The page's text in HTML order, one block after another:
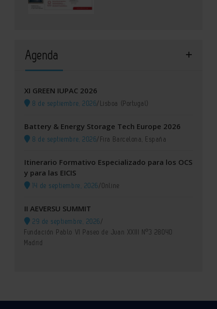
Agenda
XI GREEN IUPAC 2026
8 de septiembre, 2026/Lisboa (Portugal)
Battery & Energy Storage Tech Europe 2026
8 de septiembre, 2026/Fira Barcelona, España
Itinerario Formativo Especializado para los OCS
y para las EICIS
14 de septiembre, 2026/Online
II AEVERSU SUMMIT
29 de septiembre, 2026/
Fundación Pablo VI Paseo de Juan XXIII Nº3 28040
Madrid